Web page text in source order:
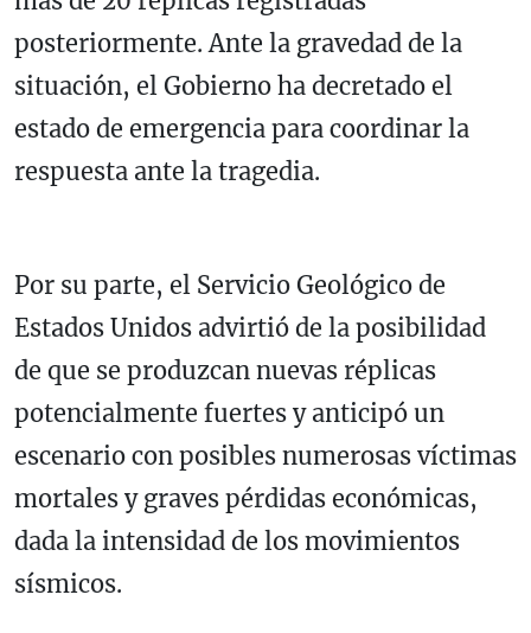
posteriormente. Ante la gravedad de la
situación, el Gobierno ha decretado el
estado de emergencia para coordinar la
respuesta ante la tragedia.
Por su parte, el Servicio Geológico de
Estados Unidos advirtió de la posibilidad
de que se produzcan nuevas réplicas
potencialmente fuertes y anticipó un
escenario con posibles numerosas víctimas
mortales y graves pérdidas económicas,
dada la intensidad de los movimientos
sísmicos.